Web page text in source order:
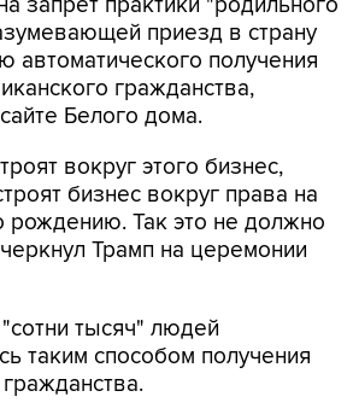
запрет практики "родильного
приезд в страну
автоматического получения
гражданства,
Белого дома.
вокруг этого бизнес,
бизнес вокруг права на
рождению. Так это не должно
Трамп на церемонии
тысяч" людей
таким способом получения